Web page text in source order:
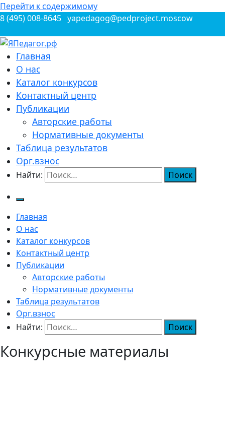
Перейти к содержимому
8 (495) 008-8645 yapedagog@pedproject.moscow
ЯПедагог.рф
Всероссийские конкурсы для педагогов
Главная
О нас
Каталог конкурсов
Контактный центр
Публикации
Авторские работы
Нормативные документы
Таблица результатов
Орг.взнос
Найти:
Главная
О нас
Каталог конкурсов
Контактный центр
Публикации
Авторские работы
Нормативные документы
Таблица результатов
Орг.взнос
Найти:
Конкурсные материалы